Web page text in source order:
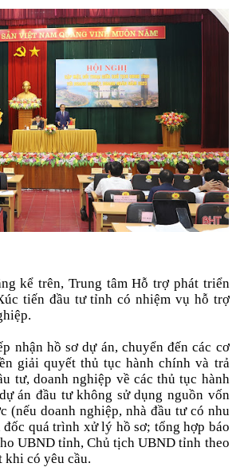
kể trên, Trung tâm Hỗ trợ phát triển
tiến đầu tư tỉnh có nhiệm vụ hỗ trợ
nhận hồ sơ dự án, chuyển đến các cơ
giải quyết thủ tục hành chính và trả
tư, doanh nghiệp về các thủ tục hành
án đầu tư không sử dụng nguồn vốn
(nếu doanh nghiệp, nhà đầu tư có nhu
quá trình xử lý hồ sơ; tổng hợp báo
UBND tỉnh, Chủ tịch UBND tỉnh theo
có yêu cầu.